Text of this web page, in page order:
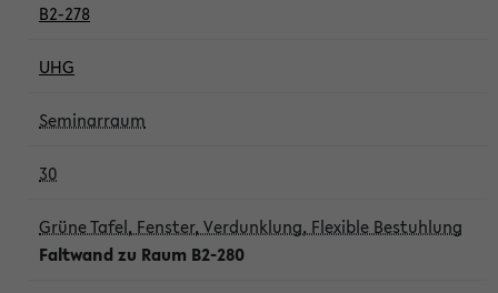
B2-278
UHG
Seminarraum
30
Grüne Tafel, Fenster, Verdunklung, Flexible Bestuhlung
Faltwand zu Raum B2-280